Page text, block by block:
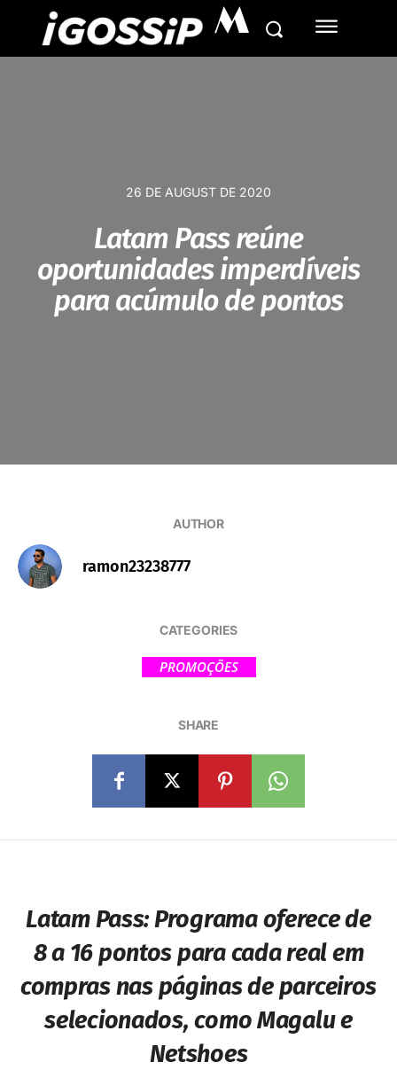
M
26 DE AUGUST DE 2020
Latam Pass reúne
oportunidades imperdíveis
para acúmulo de pontos
AUTHOR
ramon23238777
CATEGORIES
PROMOÇÕES
SHARE
Latam Pass:Programa oferece de
8 a 16 pontos para cada real em
compras nas páginas de parceiros
selecionados, como Magalu e
Netshoes